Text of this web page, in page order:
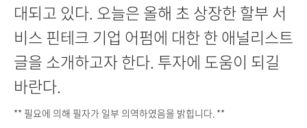
대되고 있다. 오늘은 올해 초 상장한 할부 서
비스 핀테크 기업 어펌에 대한 한 애널리스트
글을 소개하고자 한다. 투자에 도움이 되길
바란다.
** 필요에 의해 필자가 일부 의역하였음을 밝힙니다. **